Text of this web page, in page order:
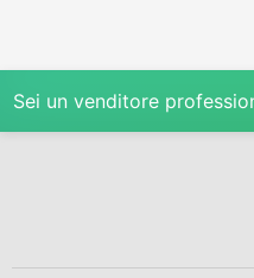
Sei un venditore